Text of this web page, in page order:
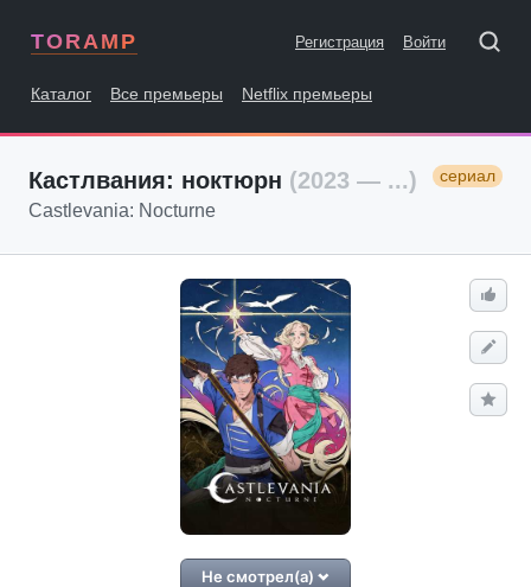
TORAMP Регистрация Войти
Каталог Все премьеры Netflix премьеры
Кастлвания: ноктюрн (2023 — ...) сериал
Castlevania: Nocturne
Не смотрел(а)